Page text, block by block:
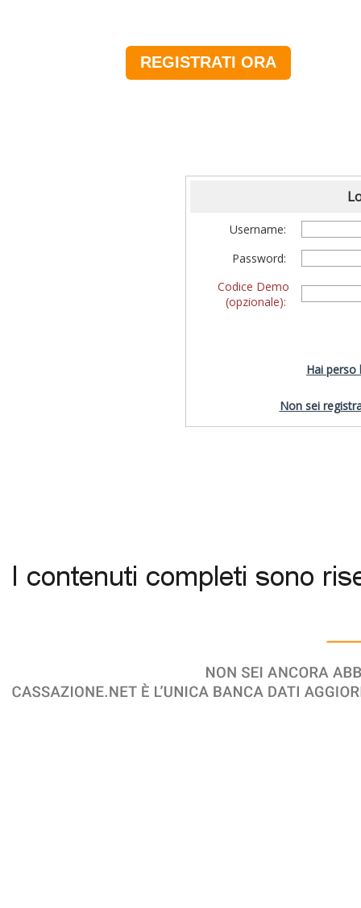
REGISTRATI ORA
Username:
Password:
Codice Demo
(opzionale):
Hai perso
Non sei